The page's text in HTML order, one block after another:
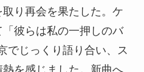
り再会を果たした。ケ
彼らは私の一押しのバ
でじっくり語り合い、ス
を感じました。新曲へ